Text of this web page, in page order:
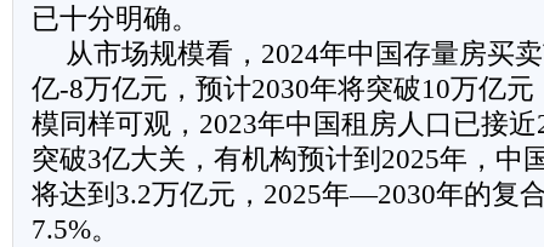
已十分明确。
从市场规模看，2024年中国存量房买
亿-8万亿元，预计2030年将突破10万亿
模同样可观，2023年中国租房人口已接
突破3亿大关，有机构预计到2025年，中
将达到3.2万亿元，2025年—2030年的复
7.5%。